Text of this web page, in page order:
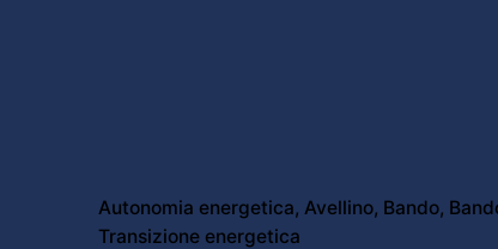
Autonomia energetica Avellino Bando
Transizione energetica